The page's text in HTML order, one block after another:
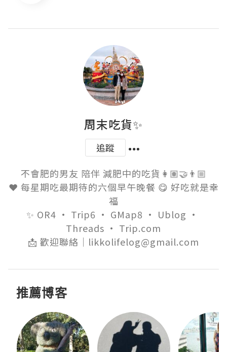
周末吃貨✨
追蹤
不會肥的男友 陪伴 減肥中的吃貨👩🏽‍🤝‍👨🏼
❤️ 每星期吃最期待的六個早午晚餐 😋 好吃就是幸
福
✨ OR4 · Trip6 · GMap8 · Ublog ·
Threads · Trip.com
📩 歡迎聯絡｜likkolifelog@gmail.com
推薦博客